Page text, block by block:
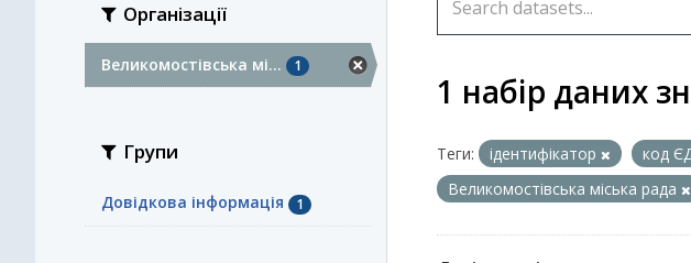
Організації
Великомостівська мі... 1
Групи
Довідкова інформація 1
1 набір даних
Теги: ідентифікатор код
Великомостівська міська рада